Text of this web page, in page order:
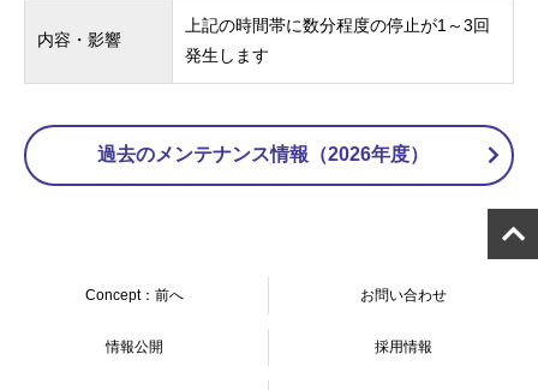
内容・影響
上記の時間帯に数分程度の停止が1～3回
発生します
過去のメンテナンス情報（2026年度）
Concept：前へ お問い合わせ
情報公開 採用情報